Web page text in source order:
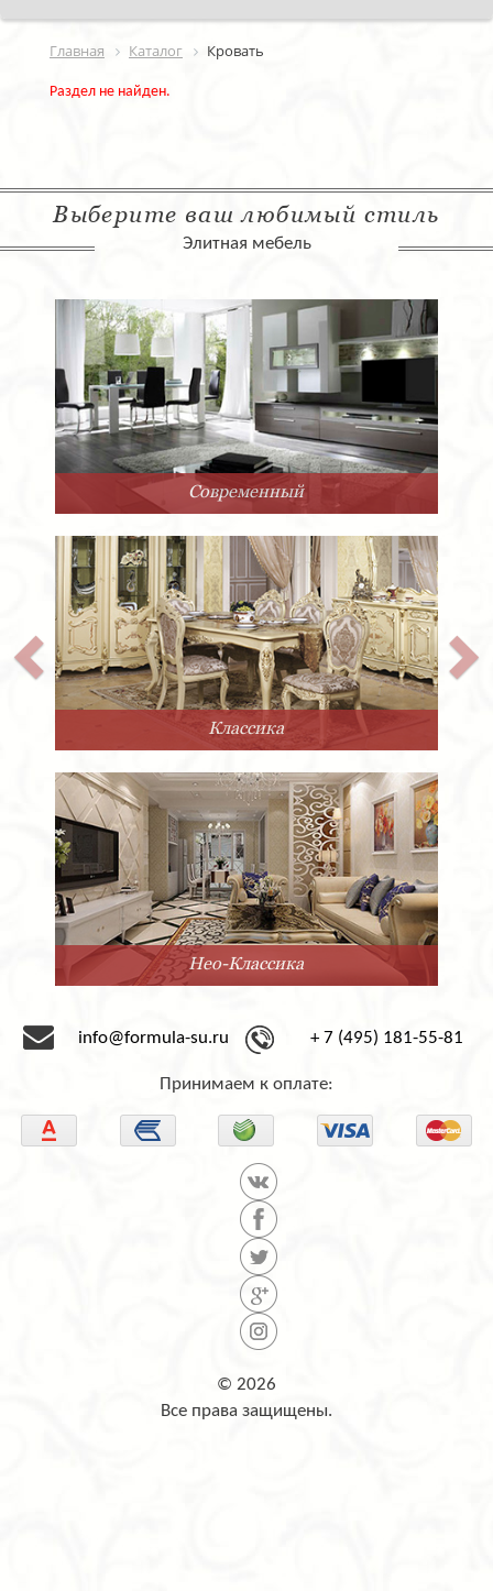
Главная Каталог Кровать
Раздел не найден.
Выберите ваш любимый стиль
Элитная мебель
Современный
Классика
Нео-Классика
info@formula-su.ru + 7 (495) 181-55-81
Принимаем к оплате:
© 2026
Все права защищены.